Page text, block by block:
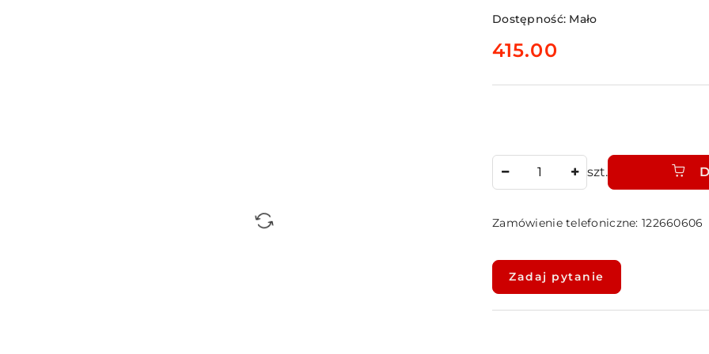
Dostępność: Mało
cena:
415.00
szt.
Zamówienie telefoniczne: 122660606
Dostępność
i
dostawa
Zadaj pytanie